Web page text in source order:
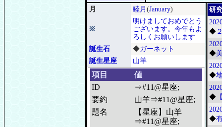
月 睦月 (January)
※
明けましておめでとう
ございます。今年もよ
ろしくお願いします
誕生石
◆ガーネット
誕生星座
山羊
項目
値
ID
⇒#11@星座;
要約
山羊⇒#11@星座;
題名
【星座】山羊
⇒#11@星座;
研
◆
◆
◆
◆
◆